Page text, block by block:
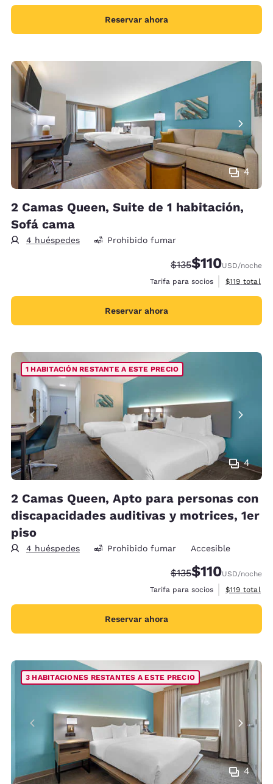
Reservar ahora
4
2 Camas Queen, Suite de 1 habitación,
Sofá cama
4 huéspedes Prohibido fumar
Precio tachado:
$135Precio con
$110USD/noche
Tarifa para socios
Ver detalles
$119 total
Reservar ahora
4
1 HABITACIÓN RESTANTE A ESTE PRECIO
2 Camas Queen, Apto para personas con
discapacidades auditivas y motrices, 1er
piso
4 huéspedes Prohibido fumar Accesible
Precio tachado:
$135Precio con
$110USD/noche
Tarifa para socios
Ver detalles
$119 total
Reservar ahora
4
3 HABITACIONES RESTANTES A ESTE PRECIO